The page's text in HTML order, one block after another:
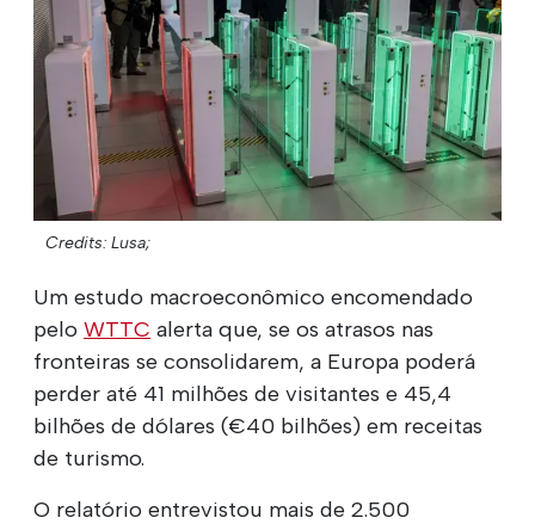
Credits: Lusa;
Um estudo macroeconômico encomendado
pelo WTTC alerta que, se os atrasos nas
fronteiras se consolidarem, a Europa poderá
perder até 41 milhões de visitantes e 45,4
bilhões de dólares (€40 bilhões) em receitas
de turismo.
O relatório entrevistou mais de 2.500